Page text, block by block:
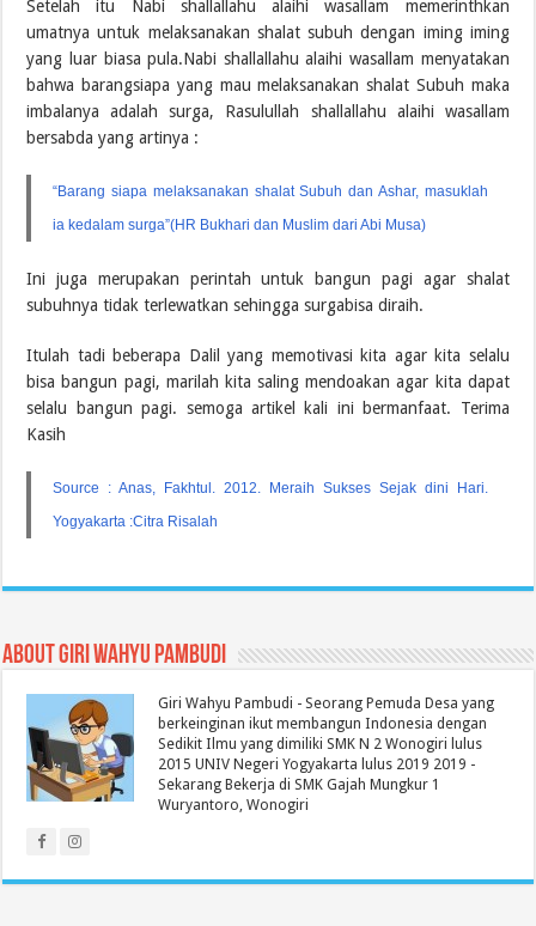
Setelah itu Nabi shallallahu alaihi wasallam memerinthkan
umatnya untuk melaksanakan shalat subuh dengan iming iming
yang luar biasa pula.Nabi shallallahu alaihi wasallam menyatakan
bahwa barangsiapa yang mau melaksanakan shalat Subuh maka
imbalanya adalah surga, Rasulullah shallallahu alaihi wasallam
bersabda yang artinya :
“Barang siapa melaksanakan shalat Subuh dan Ashar, masuklah
ia kedalam surga”(HR Bukhari dan Muslim dari Abi Musa)
Ini juga merupakan perintah untuk bangun pagi agar shalat
subuhnya tidak terlewatkan sehingga surgabisa diraih.
Itulah tadi beberapa Dalil yang memotivasi kita agar kita selalu
bisa bangun pagi, marilah kita saling mendoakan agar kita dapat
selalu bangun pagi. semoga artikel kali ini bermanfaat. Terima
Kasih
Source : Anas, Fakhtul. 2012. Meraih Sukses Sejak dini Hari.
Yogyakarta :Citra Risalah
About Giri Wahyu Pambudi
Giri Wahyu Pambudi - Seorang Pemuda Desa yang
berkeinginan ikut membangun Indonesia dengan
Sedikit Ilmu yang dimiliki SMK N 2 Wonogiri lulus
2015 UNIV Negeri Yogyakarta lulus 2019 2019 -
Sekarang Bekerja di SMK Gajah Mungkur 1
Wuryantoro, Wonogiri